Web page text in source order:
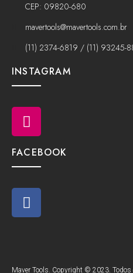
CEP: 09820-680
mavertools@mavertools.com.br
(11) 2374-6819 / (11) 93245-
INSTAGRAM
FACEBOOK
Maver Tools. Copyright © 2023.